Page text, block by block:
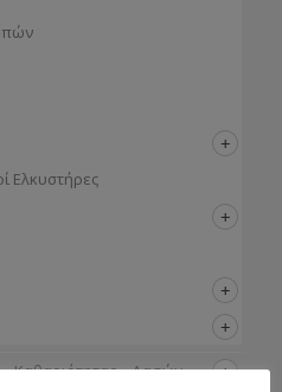
Ελκυστήρες
Καθαριότητας – Δασών